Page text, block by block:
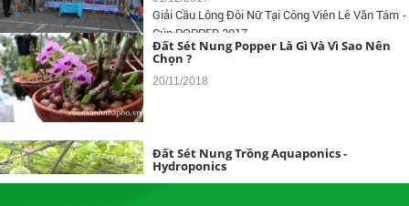
Giải Cầu Lông Đôi Nữ Tại Công Viên Lê Văn Tám -
Cúp POPPER 2017
Đất Sét Nung Popper Là Gì Và Vì Sao Nên
Chọn ?
20/11/2018
Đất Sét Nung Trồng Aquaponics -
Hydroponics
10/04/2018